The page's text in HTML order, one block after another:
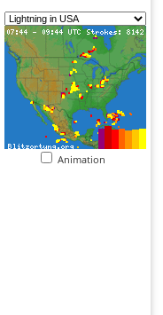
Animation